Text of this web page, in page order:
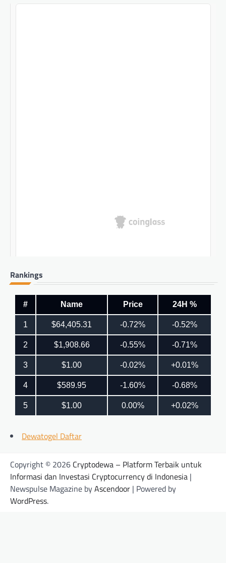
Rankings
Dewatogel Daftar
Copyright © 2026 Cryptodewa – Platform Terbaik untuk
Informasi dan Investasi Cryptocurrency di Indonesia |
Newspulse Magazine byAscendoor | Powered by
WordPress.